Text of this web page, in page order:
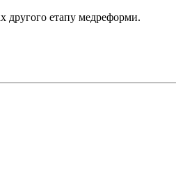
другого етапу медреформи.